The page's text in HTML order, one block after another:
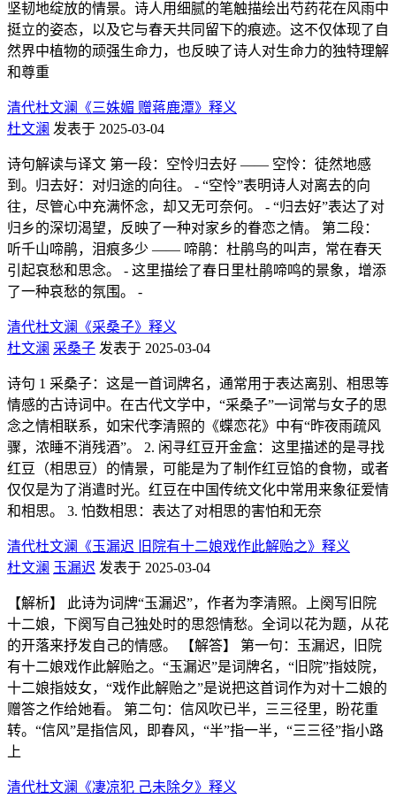
坚韧地绽放的情景。诗人用细腻的笔触描绘出芍药花在风雨中
挺立的姿态，以及它与春天共同留下的痕迹。这不仅体现了自
然界中植物的顽强生命力，也反映了诗人对生命力的独特理解
和尊重
清代杜文澜《三姝媚 赠蒋鹿潭》释义
杜文澜 发表于 2025-03-04
诗句解读与译文 第一段：空怜归去好 —— 空怜：徒然地感
到。归去好：对归途的向往。 - “空怜”表明诗人对离去的向
往，尽管心中充满怀念，却又无可奈何。 - “归去好”表达了对
归乡的深切渴望，反映了一种对家乡的眷恋之情。 第二段：
听千山啼鹃，泪痕多少 —— 啼鹃：杜鹃鸟的叫声，常在春天
引起哀愁和思念。 - 这里描绘了春日里杜鹃啼鸣的景象，增添
了一种哀愁的氛围。 -
清代杜文澜《采桑子》释义
杜文澜 采桑子 发表于 2025-03-04
诗句 1 采桑子：这是一首词牌名，通常用于表达离别、相思等
情感的古诗词中。在古代文学中，“采桑子”一词常与女子的思
念之情相联系，如宋代李清照的《蝶恋花》中有“昨夜雨疏风
骤，浓睡不消残酒”。 2. 闲寻红豆开金盒：这里描述的是寻找
红豆（相思豆）的情景，可能是为了制作红豆馅的食物，或者
仅仅是为了消遣时光。红豆在中国传统文化中常用来象征爱情
和相思。 3. 怕数相思：表达了对相思的害怕和无奈
清代杜文澜《玉漏迟 旧院有十二娘戏作此解贻之》释义
杜文澜 玉漏迟 发表于 2025-03-04
【解析】 此诗为词牌“玉漏迟”，作者为李清照。上阕写旧院
十二娘，下阕写自己独处时的思怨情愁。全词以花为题，从花
的开落来抒发自己的情感。 【解答】 第一句：玉漏迟，旧院
有十二娘戏作此解贻之。“玉漏迟”是词牌名，“旧院”指妓院，
十二娘指妓女，“戏作此解贻之”是说把这首词作为对十二娘的
赠答之作给她看。 第二句：信风吹已半，三三径里，盼花重
转。“信风”是指信风，即春风，“半”指一半，“三三径”指小路
上
清代杜文澜《凄凉犯 己未除夕》释义